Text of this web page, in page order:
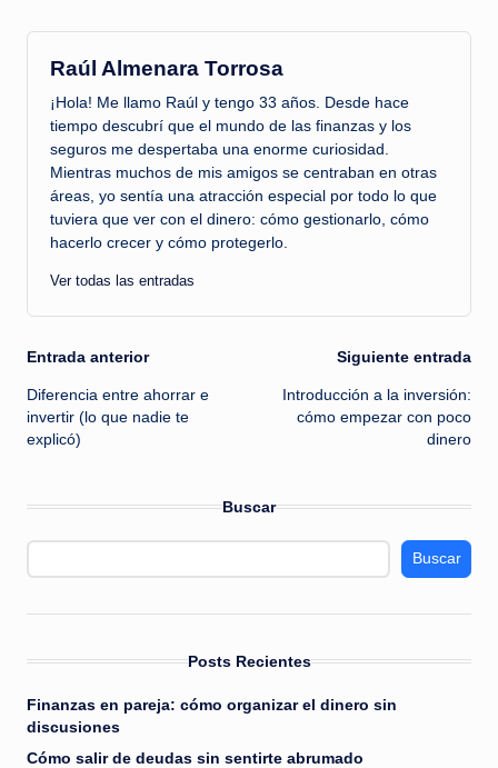
Raúl Almenara Torrosa
¡Hola! Me llamo Raúl y tengo 33 años. Desde hace
tiempo descubrí que el mundo de las finanzas y los
seguros me despertaba una enorme curiosidad.
Mientras muchos de mis amigos se centraban en otras
áreas, yo sentía una atracción especial por todo lo que
tuviera que ver con el dinero: cómo gestionarlo, cómo
hacerlo crecer y cómo protegerlo.
Ver todas las entradas
Navegación
de
entradas
Entrada anterior
Diferencia entre ahorrar e
invertir (lo que nadie te
explicó)
Siguiente entrada
Introducción a la inversión:
cómo empezar con poco
dinero
Buscar
Buscar
Posts Recientes
Finanzas en pareja: cómo organizar el dinero sin
discusiones
Cómo salir de deudas sin sentirte abrumado